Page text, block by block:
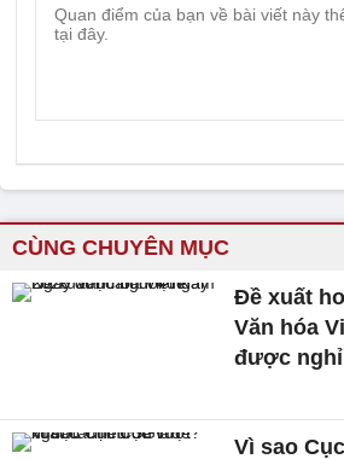
CÙNG CHUYÊN MỤC
Đề xuất
Văn hóa
được
Vì sao